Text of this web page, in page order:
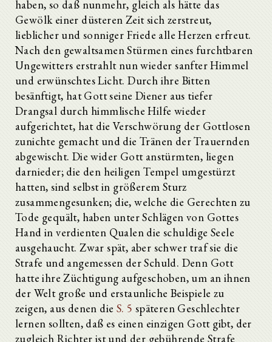
haben, so daß nunmehr, gleich als hätte das
Gewölk einer düsteren Zeit sich zerstreut,
lieblicher und sonniger Friede alle Herzen erfreut.
Nach den gewaltsamen Stürmen eines furchtbaren
Ungewitters erstrahlt nun wieder sanfter Himmel
und erwünschtes Licht. Durch ihre Bitten
besänftigt, hat Gott seine Diener aus tiefer
Drangsal durch himmlische Hilfe wieder
aufgerichtet, hat die Verschwörung der Gottlosen
zunichte gemacht und die Tränen der Trauernden
abgewischt. Die wider Gott anstürmten, liegen
darnieder; die den heiligen Tempel umgestürzt
hatten, sind selbst in größerem Sturz
zusammengesunken; die, welche die Gerechten zu
Tode gequält, haben unter Schlägen von Gottes
Hand in verdienten Qualen die schuldige Seele
ausgehaucht. Zwar spät, aber schwer traf sie die
Strafe und angemessen der Schuld. Denn Gott
hatte ihre Züchtigung aufgeschoben, um an ihnen
der Welt große und erstaunliche Beispiele zu
zeigen, aus denen die S. 5 späteren Geschlechter
lernen sollten, daß es einen einzigen Gott gibt, der
zugleich Richter ist und der gebührende Strafe